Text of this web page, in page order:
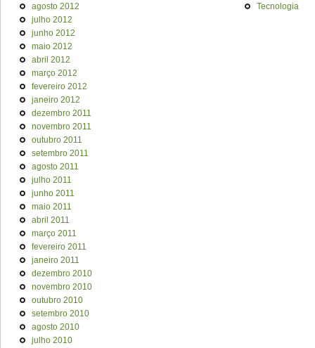
agosto 2012
julho 2012
junho 2012
maio 2012
abril 2012
março 2012
fevereiro 2012
janeiro 2012
dezembro 2011
novembro 2011
outubro 2011
setembro 2011
agosto 2011
julho 2011
junho 2011
maio 2011
abril 2011
março 2011
fevereiro 2011
janeiro 2011
dezembro 2010
novembro 2010
outubro 2010
setembro 2010
agosto 2010
julho 2010
Tecnologia